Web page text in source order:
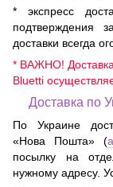
* экспресс
подтверждения
доставки всегда
* ВАЖНО!
Bluetti
Доставка по
По Украине
«Нова Пошта» (
посылку на
нужному адресу.